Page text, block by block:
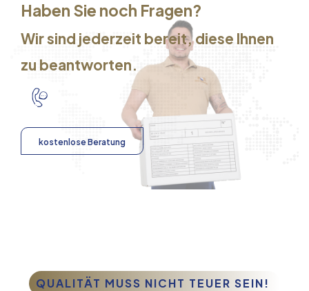
Haben Sie noch Fragen?
Wir sind jederzeit bereit, diese Ihnen
zu beantworten.
kostenlose Beratung
QUALITÄT MUSS NICHT TEUER SEIN!